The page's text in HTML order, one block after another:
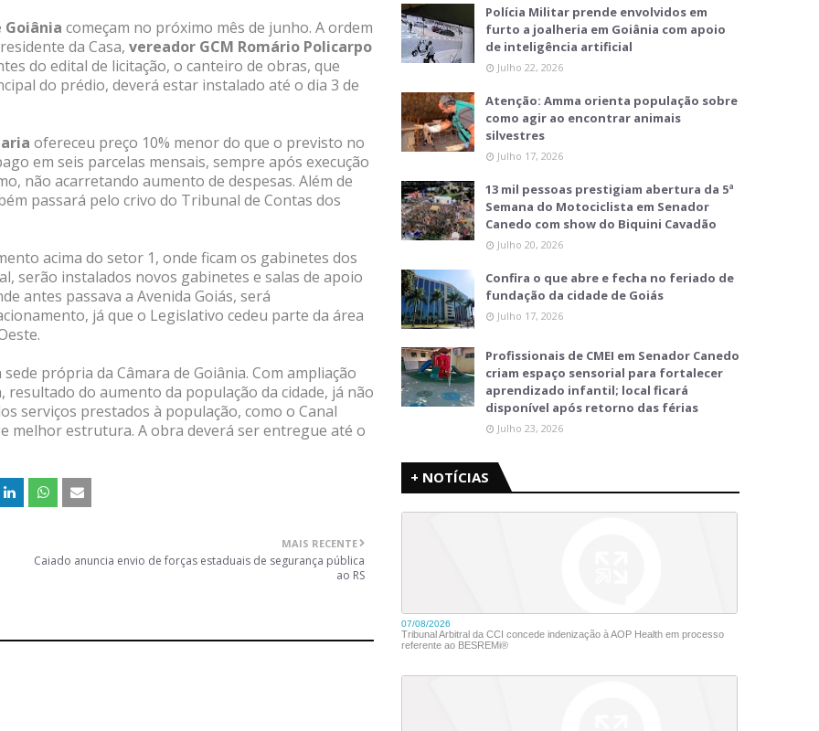
Goiânia começam no próximo mês de junho. A ordem
da Casa, vereador GCM Romário Policarpo
do edital de licitação, o canteiro de obras, que
do prédio, deverá estar instalado até o dia 3 de
ofereceu preço 10% menor do que o previsto no
em seis parcelas mensais, sempre após execução
não acarretando aumento de despesas. Além de
passará pelo crivo do Tribunal de Contas dos
acima do setor 1, onde ficam os gabinetes dos
serão instalados novos gabinetes e salas de apoio
antes passava a Avenida Goiás, será
já que o Legislativo cedeu parte da área
própria da Câmara de Goiânia. Com ampliação
do aumento da população da cidade, já não
serviços prestados à população, como o Canal
melhor estrutura. A obra deverá ser entregue até o
MAIS RECENTE
Caiado anuncia envio de forças estaduais de segurança pública
ao RS
Polícia Militar prende envolvidos em
furto a joalheria em Goiânia com apoio
de inteligência artificial
Julho 22, 2026
Atenção: Amma orienta população sobre
como agir ao encontrar animais
silvestres
Julho 17, 2026
13 mil pessoas prestigiam abertura da 5ª
Semana do Motociclista em Senador
Canedo com show do Biquini Cavadão
Julho 20, 2026
Confira o que abre e fecha no feriado de
fundação da cidade de Goiás
Julho 17, 2026
Profissionais de CMEI em Senador Canedo
criam espaço sensorial para fortalecer
aprendizado infantil; local ficará
disponível após retorno das férias
Julho 23, 2026
+ NOTÍCIAS